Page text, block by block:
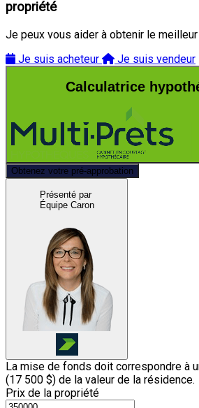
propriété
Je peux vous aider à obtenir le meilleur
Je suis acheteur
Je suis vendeur
Calculatrice
Obtenez votre pré-approbation
Présenté par
Équipe Caron
La mise de fonds doit correspondre à
(17 500 $) de la valeur de la résidence.
Prix de la propriété